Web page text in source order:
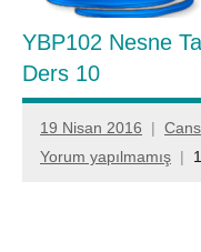
YBP102 Nesne
Ders 10
19 Nisan 2016
Yorum yapılmamış